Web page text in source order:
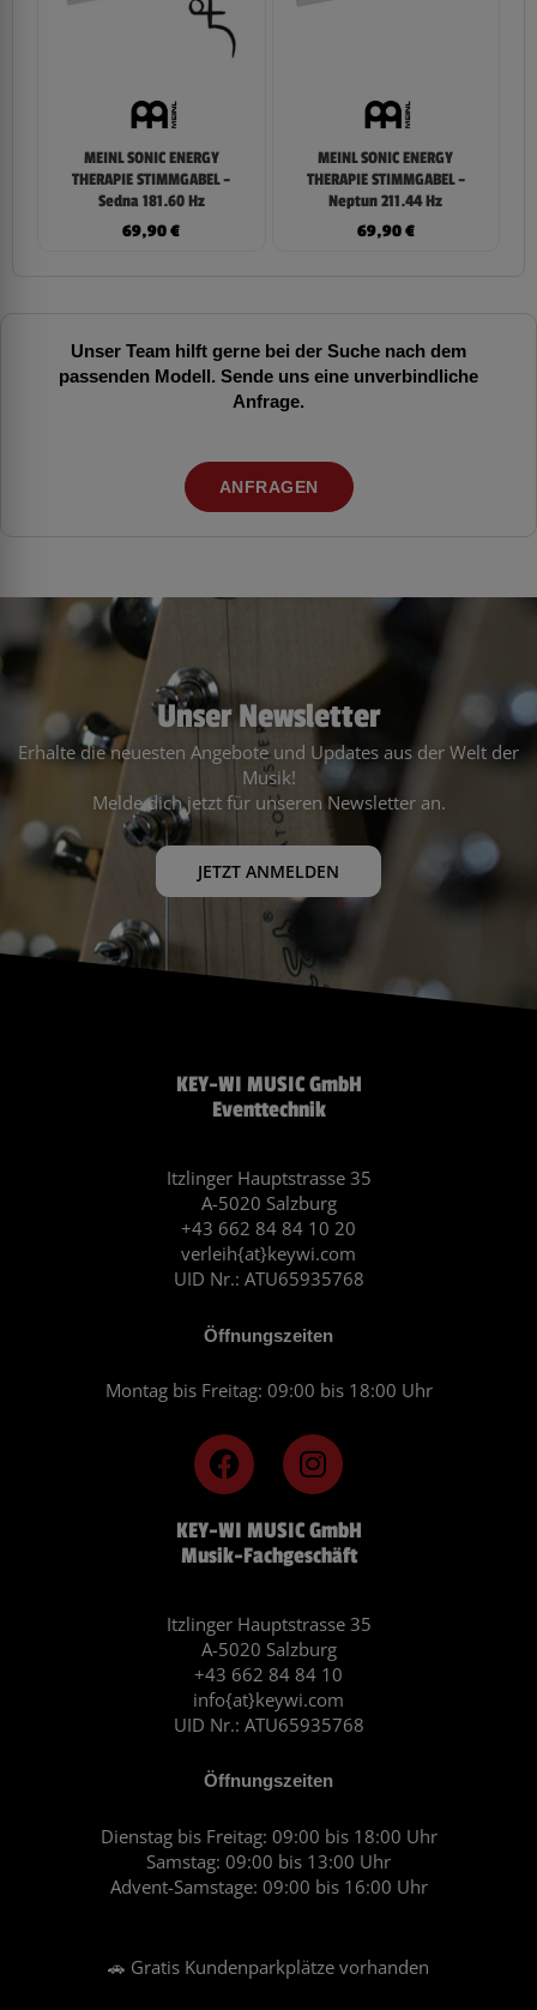
MEINL SONIC ENERGY
THERAPIE STIMMGABEL –
Sedna 181.60 Hz
69,90€
MEINL SONIC ENERGY
THERAPIE STIMMGABEL –
Neptun 211.44 Hz
69,90€
Unser Team hilft gerne bei der Suche nach dem
passenden Modell. Sende uns eine unverbindliche
Anfrage.
ANFRAGEN
Unser Newsletter
Erhalte die neuesten Angebote und Updates aus der Welt der
Musik!
Melde dich jetzt für unseren Newsletter an.
JETZT ANMELDEN
KEY-WI MUSIC GmbH
Musik-Fachgeschäft
Itzlinger Hauptstrasse 35
A-5020 Salzburg
+43 662 84 84 10
info{at}keywi.com
UID Nr.: ATU65935768
Öffnungszeiten
Dienstag bis Freitag: 09:00 bis 18:00 Uhr
Samstag: 09:00 bis 13:00 Uhr
Advent-Samstage: 09:00 bis 16:00 Uhr
🚗 Gratis Kundenparkplätze vorhanden
F
a
c
e
b
o
k
I
n
s
t
a
r
a
m
KEY-WI MUSIC GmbH
Eventtechnik
Itzlinger Hauptstrasse 35
A-5020 Salzburg
+43 662 84 84 10 20
verleih{at}keywi.com
UID Nr.: ATU65935768
Öffnungszeiten
Montag bis Freitag: 09:00 bis 18:00 Uhr